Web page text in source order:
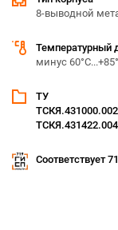
8-выводной
Температурный
минус
ТУ
Соответствует